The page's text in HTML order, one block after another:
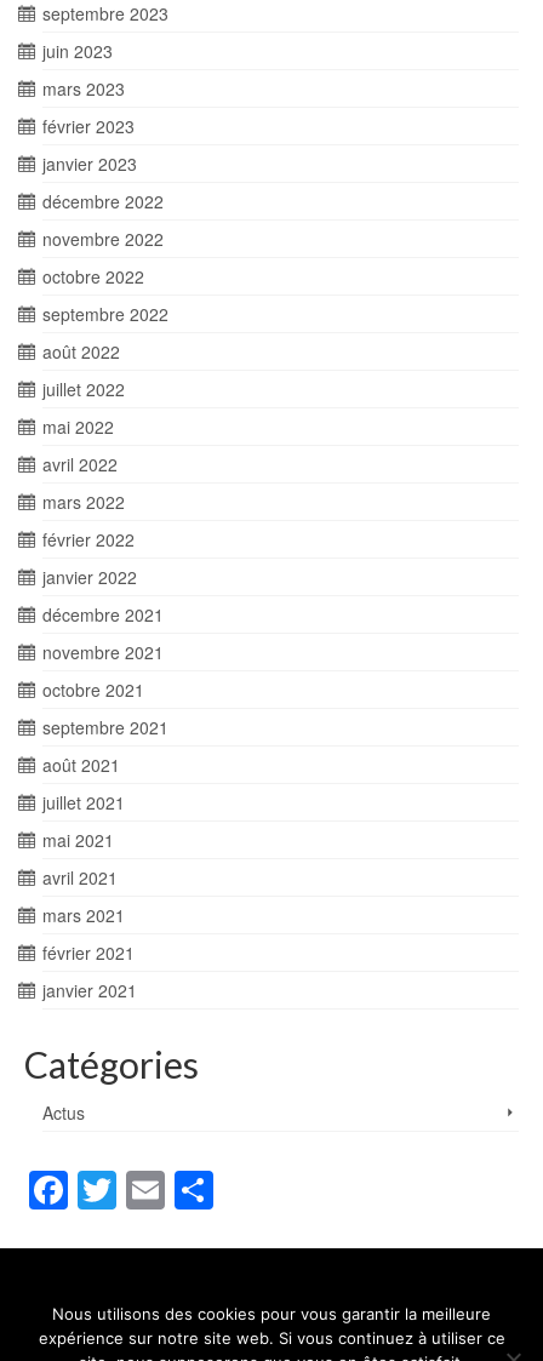
septembre 2023
juin 2023
mars 2023
février 2023
janvier 2023
décembre 2022
novembre 2022
octobre 2022
septembre 2022
août 2022
juillet 2022
mai 2022
avril 2022
mars 2022
février 2022
janvier 2022
décembre 2021
novembre 2021
octobre 2021
septembre 2021
août 2021
juillet 2021
mai 2021
avril 2021
mars 2021
février 2021
janvier 2021
Catégories
Actus
Facebook
Twitter
Email
Contact Mentions légales
Conditions générales de vente
Nous utilisons des cookies pour vous garantir la meilleure
expérience sur notre site web. Si vous continuez à utiliser ce